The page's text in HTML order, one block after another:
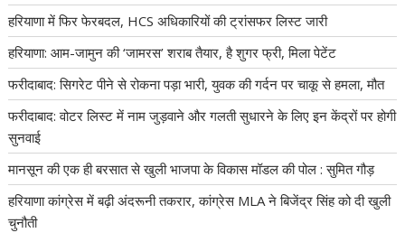
हरियाणा में फिर फेरबदल, HCS अधिकारियों की ट्रांसफर लिस्ट जारी
हरियाणा: आम-जामुन की ‘जामरस’ शराब तैयार, है शुगर फ्री, मिला पेटेंट
फरीदाबाद: सिगरेट पीने से रोकना पड़ा भारी, युवक की गर्दन पर चाकू से हमला, मौत
फरीदाबाद: वोटर लिस्ट में नाम जुड़वाने और गलती सुधारने के लिए इन केंद्रों पर होगी
सुनवाई
मानसून की एक ही बरसात से खुली भाजपा के विकास मॉडल की पोल : सुमित गौड़
हरियाणा कांग्रेस में बढ़ी अंदरूनी तकरार, कांग्रेस MLA ने बिजेंद्र सिंह को दी खुली
चुनौती